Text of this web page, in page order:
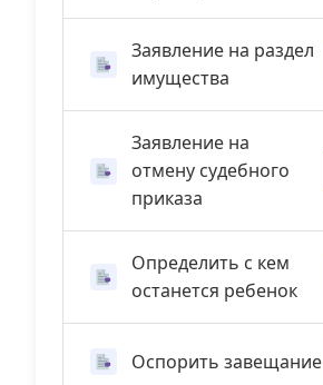
Заявление на раздел
имущества
Заявление на
отмену судебного
приказа
Определить с кем
останется ребенок
Оспорить завещание